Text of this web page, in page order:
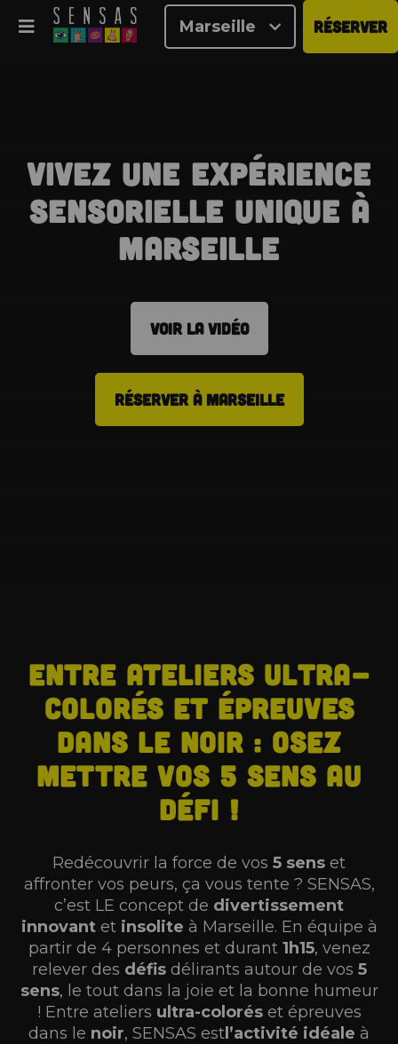
Marseille RÉSERVER
Vivez une expérience
sensorielle unique à
Marseille
VOIR LA VIDÉO
RÉSERVER À MARSEILLE
Entre ateliers ultra-
colorés et épreuves
dans le noir : osez
mettre vos 5 sens au
défi !
Redécouvrir la force de vos 5 sens et
affronter vos peurs, ça vous tente ? SENSAS,
c’est LE concept de divertissement
innovantet insolite à Marseille. En équipe à
partir de 4 personnes et durant 1h15, venez
relever des défisdélirants autour de vos 5
sens, le tout dans la joie et la bonne humeur
! Entre ateliers ultra-coloréset épreuves
dans le noir, SENSAS est l’activité idéale à